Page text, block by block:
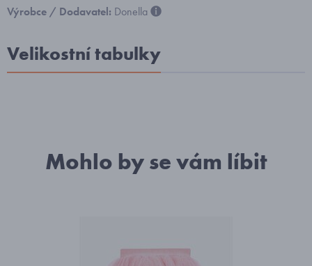
Výrobce / Dodavatel: Donella
Velikostní tabulky
Mohlo by se vám líbit